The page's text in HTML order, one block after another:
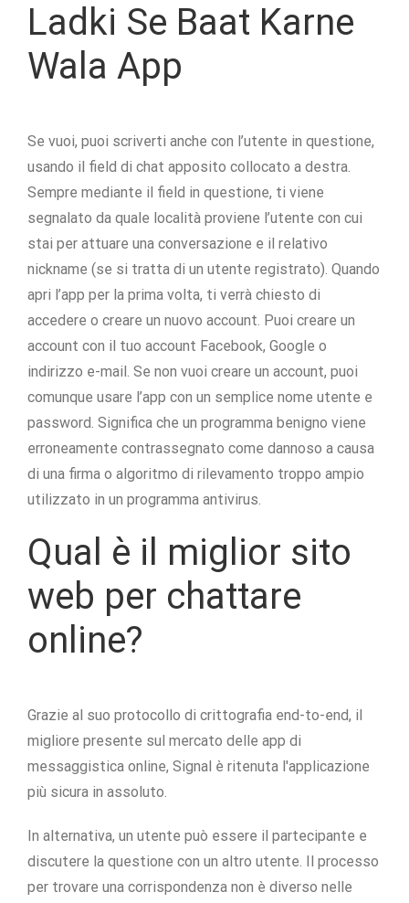
Ladki Se Baat Karne
Wala App
Se vuoi, puoi scriverti anche con l’utente in questione,
usando il field di chat apposito collocato a destra.
Sempre mediante il field in questione, ti viene
segnalato da quale località proviene l’utente con cui
stai per attuare una conversazione e il relativo
nickname (se si tratta di un utente registrato). Quando
apri l’app per la prima volta, ti verrà chiesto di
accedere o creare un nuovo account. Puoi creare un
account con il tuo account Facebook, Google o
indirizzo e-mail. Se non vuoi creare un account, puoi
comunque usare l’app con un semplice nome utente e
password. Significa che un programma benigno viene
erroneamente contrassegnato come dannoso a causa
di una firma o algoritmo di rilevamento troppo ampio
utilizzato in un programma antivirus.
Qual è il miglior sito
web per chattare
online?
Grazie al suo protocollo di crittografia end-to-end, il
migliore presente sul mercato delle app di
messaggistica online, Signal è ritenuta l'applicazione
più sicura in assoluto.
In alternativa, un utente può essere il partecipante e
discutere la questione con un altro utente. Il processo
per trovare una corrispondenza non è diverso nelle